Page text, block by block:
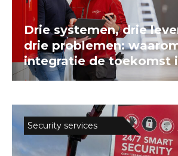
Drie systemen, drie
drie problemen:
integratie de toekomst
Security services